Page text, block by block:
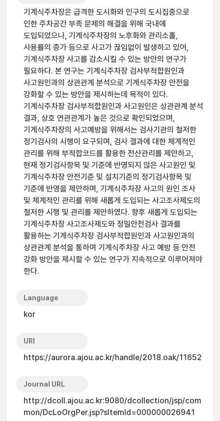
기계식주차장은 급격한 도시화와 인구의 도시집중으로
인한 주차공간 부족 문제의 해결을 위해 국내에
도입되었으나, 기계식주차장의 노후화와 관리소홀,
사용률의 증가 등으로 사고가 끊임없이 발생하고 있어,
기계식주차장 사고를 감소시킬 수 있는 방안의 연구가
필요하다. 본 연구는 기계식주차장 검사부적합원인과
사고원인과의 상관관계 분석으로 기계식주차장 안전을
강화할 수 있는 방안을 제시하는데 목적이 있다.
기계식주차장 검사부적합원인과 사고원인은 상관관계 분석
결과, 상호 연관관계가 높은 것으로 확인되었으며,
기계식주차장의 사고예방을 위해서는 검사기관의 철저한
정기검사의 시행이 요구되며, 검사 결과에 대한 체계적인
관리를 위해 부적합코드를 활용한 전산관리를 제안하고,
현재 정기검사항목 및 기준에 반영되지 않은 사고원인 및
기계식주차장 안전기준 및 설치기준의 정기검사항목 및
기준에 반영을 제안하며, 기계식주차장 사고의 원인 조사
및 체계적인 관리를 위해 새롭게 도입되는 사고조사제도의
철저한 시행 및 관리를 제안하였다. 향후 새롭게 도입되는
기계식주차장 사고조사제도와 정밀안전검사 결과를
활용하는 기계식주차장 검사부적합원인과 사고원인과의
상관관계 분석을 통하여 기계식주차장 사고 예방 등 안전
강화 방안을 제시할 수 있는 연구가 지속적으로 이루어져야
한다.
Language
kor
URI
https://aurora.ajou.ac.kr/handle/2018.oak/11652
Journal URL
http://dcoll.ajou.ac.kr:9080/dcollection/jsp/com
mon/DcLoOrgPer.jsp?sItemId=000000026941